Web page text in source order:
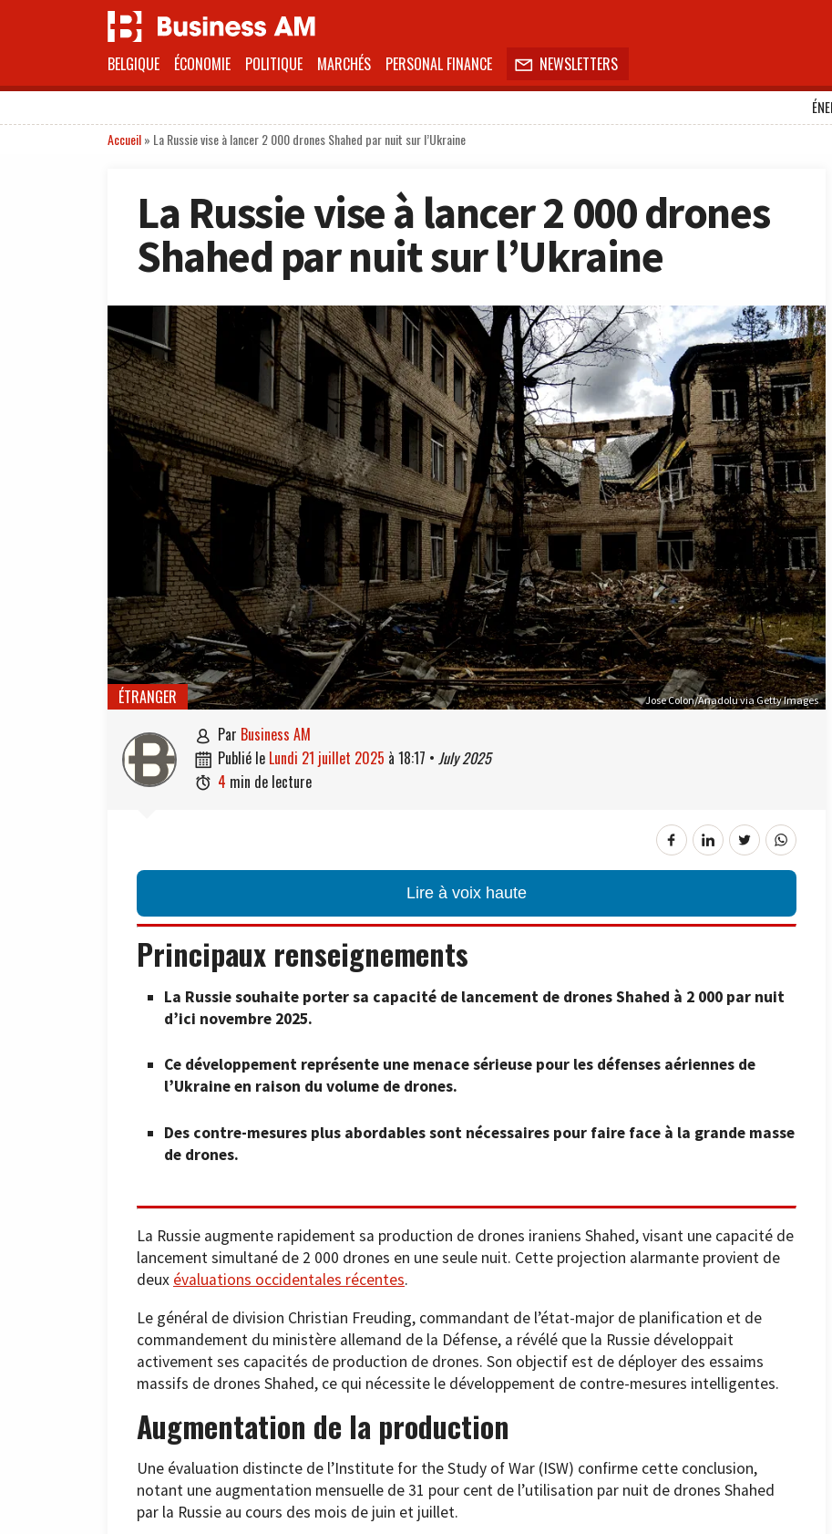
BELGIQUE ÉCONOMIE POLITIQUE MARCHÉS PERSONAL FINANCE  NEWSLETTERS
Accueil» La Russie vise à lancer 2 000 drones Shahed par nuit sur l’Ukraine
La Russie vise à lancer 2 000 drones
Shahed par nuit sur l’Ukraine
Jose Colon/Anadolu via Getty Images
ÉTRANGER
 par Business AM
 publié le lundi 21 juillet 2025 à 18:17 • July 2025
 4 min de lecture
Lire à voix haute
Principaux renseignements
La Russie souhaite porter sa capacité de lancement de drones Shahed à 2 000 par nuit
d’ici novembre 2025.
Ce développement représente une menace sérieuse pour les défenses aériennes de
l’Ukraine en raison du volume de drones.
Des contre-mesures plus abordables sont nécessaires pour faire face à la grande masse
de drones.
La Russie augmente rapidement sa production de drones iraniens Shahed, visant une capacité de
lancement simultané de 2 000 drones en une seule nuit. Cette projection alarmante provient de
deux évaluations occidentales récentes.
Le général de division Christian Freuding, commandant de l’état-major de planification et de
commandement du ministère allemand de la Défense, a révélé que la Russie développait
activement ses capacités de production de drones. Son objectif est de déployer des essaims
massifs de drones Shahed, ce qui nécessite le développement de contre-mesures intelligentes.
Augmentation de la production
Une évaluation distincte de l’Institute for the Study of War (ISW) confirme cette conclusion,
notant une augmentation mensuelle de 31 pour cent de l’utilisation par nuit de drones Shahed
par la Russie au cours des mois de juin et juillet.